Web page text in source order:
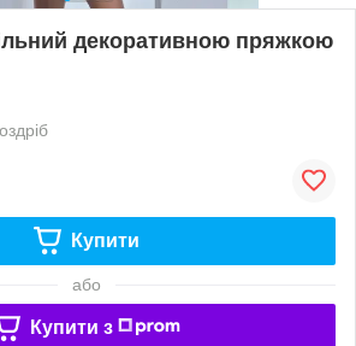
декоративною пряжкою
Купити
або
Купити з